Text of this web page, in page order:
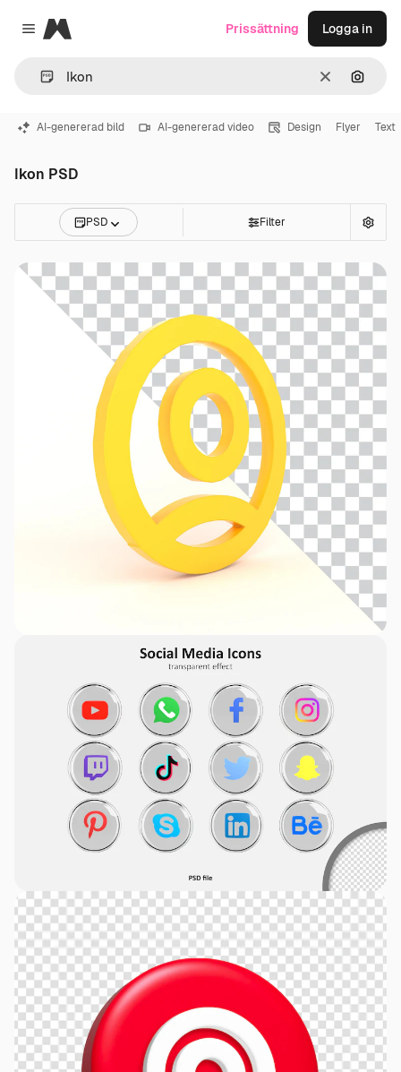
Close menu
Magnific
RensaSök
Prissättning Logga in
AI-genererad bild AI-genererad video Design Flyer Text
Ikon PSD
PSD Filter